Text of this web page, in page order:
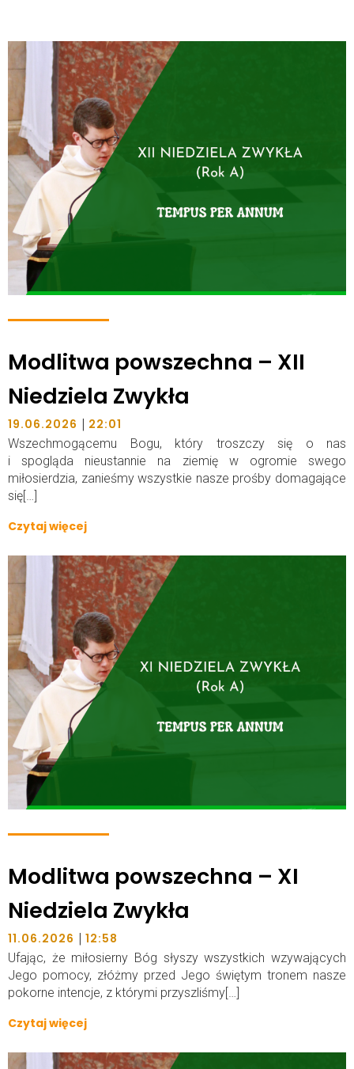
Modlitwa powszechna – XII
Niedziela Zwykła
19.06.2026 | 22:01
Wszechmogącemu Bogu, który troszczy się o nas
i spogląda nieustannie na ziemię w ogromie swego
miłosierdzia, zanieśmy wszystkie nasze prośby domagające
się[…]
Czytaj więcej
Modlitwa powszechna – XI
Niedziela Zwykła
11.06.2026 | 12:58
Ufając, że miłosierny Bóg słyszy wszystkich wzywających
Jego pomocy, złóżmy przed Jego świętym tronem nasze
pokorne intencje, z którymi przyszliśmy[…]
Czytaj więcej